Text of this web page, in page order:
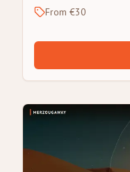
From €30